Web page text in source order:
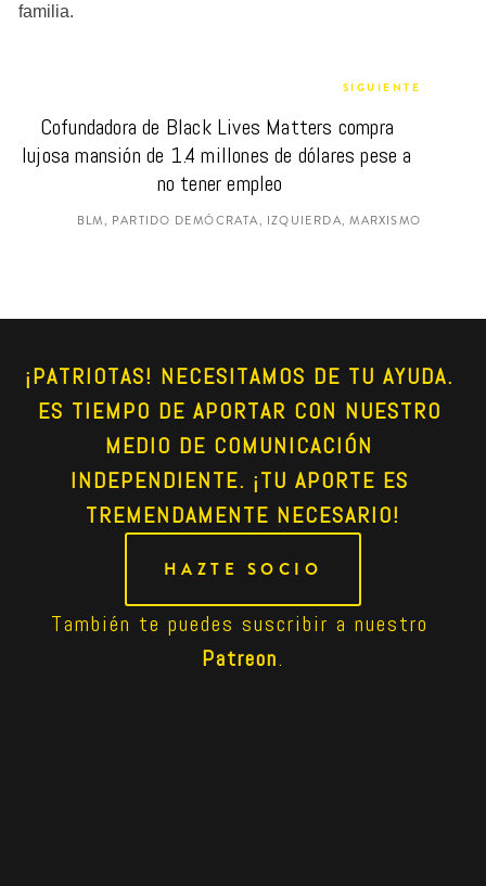
familia.
SIGUIENTE
Cofundadora de Black Lives Matters compra
lujosa mansión de 1.4 millones de dólares pese a
no tener empleo
BLM, PARTIDO DEMÓCRATA, IZQUIERDA, MARXISMO
¡PATRIOTAS! NECESITAMOS DE TU AYUDA.
ES TIEMPO DE APORTAR CON NUESTRO
MEDIO DE COMUNICACIÓN
INDEPENDIENTE. ¡TU APORTE ES
TREMENDAMENTE NECESARIO!
HAZTE SOCIO
Patreon.